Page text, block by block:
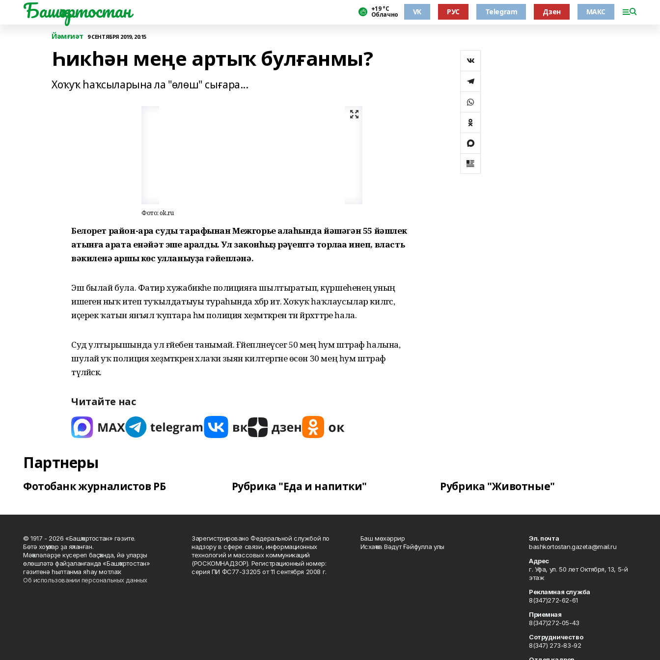
Башҡортостан +19 °С
Облачно VK РУС Telegram Дзен МАКС
Йәмғиәт 9 СЕНТЯБРЯ 2019, 20:15
Һикһән меңе артыҡ булғанмы?
Хоҡуҡ һаҡсыларына ла "өлөш" сығара...
Фото: ok.ru
Белорет район-ара суды тарафынан Межгорье ҡалаһында йәшәгән 55 йәшлек
ҡатынға ҡарата енәйәт эше ҡаралды. Ул законһыҙ рәүештә торлаҡҡа инеп, власть
вәкиленә ҡаршы көс ҡулланыуҙа ғәйепләнә.
Эш былай була. Фатир хужабикәһе полицияға шылтыратып, күршеһенең уның
ишегенә ныҡ итеп туҡылдатыуы тураһында хәбәр итә. Хоҡуҡ һаҡлаусылар килгәс,
иҫерек ҡатын янъял ҡуптара һәм полиция хеҙмәткәренә тән йәрәхәттәре һала.
Суд ултырышында ул ғәйебен танымай. Ғәйепләнеүсегә 50 мең һум штраф һалына,
шулай уҡ полиция хеҙмәткәренә әхлаҡи зыян килтергәне өсөн 30 мең һум штраф
түләйәсәк.
Читайте нас
Партнеры
Фотобанк журналистов РБ Рубрика "Еда и напитки" Рубрика "Животные"
© 1917 - 2026 «Башҡортостан» гәзите.
Бөтә хоҡуҡтар ҙа яҡланған.
Мәҡәләләрҙе күсереп баҫҡанда, йә уларҙы
өлөшләтә файҙаланғанда «Башҡортостан»
гәзитенә һылтанма яһау мотлаҡ.
Об использовании персональных данных
Зарегистрировано Федеральной службой по
надзору в сфере связи, информационных
технологий и массовых коммуникаций
(РОСКОМНАДЗОР). Регистрационный номер:
серия ПИ ФС77-33205 от 11 сентября 2008 г.
Баш мөхәррир
Исхаҡов Вәдүт Ғәйфулла улы
Эл. почта
bashkortostan.gazeta@mail.ru
Адрес
г. Уфа, ул. 50 лет Октября, 13, 5-й
этаж
Рекламная служба
8(347)272-62-61
Приемная
8(347)272-05-43
Сотрудничество
8(347) 273-83-92